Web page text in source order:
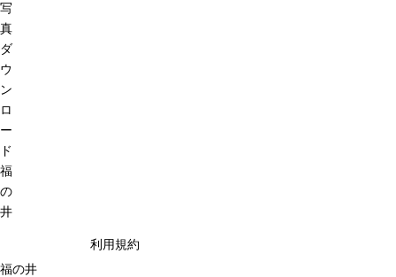
写
真
ダ
ウ
ン
ロ
ー
ド
福
の
井
福の井
利用規約